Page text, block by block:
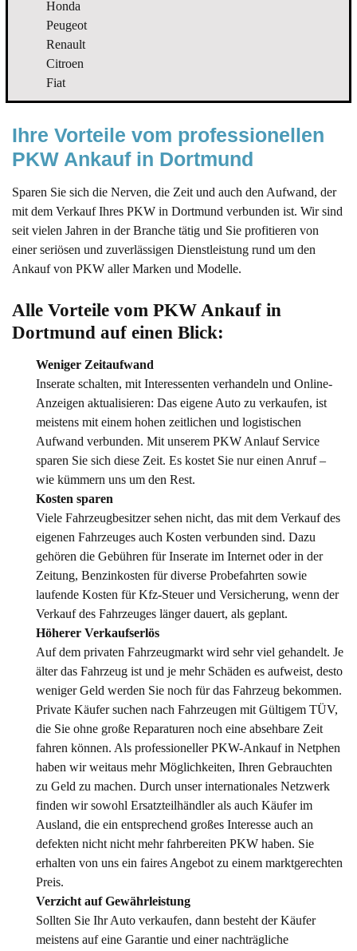
Honda
Peugeot
Renault
Citroen
Fiat
Ihre Vorteile vom professionellen
PKW Ankauf in Dortmund
Sparen Sie sich die Nerven, die Zeit und auch den Aufwand, der
mit dem Verkauf Ihres PKW in Dortmund verbunden ist. Wir sind
seit vielen Jahren in der Branche tätig und Sie profitieren von
einer seriösen und zuverlässigen Dienstleistung rund um den
Ankauf von PKW aller Marken und Modelle.
Alle Vorteile vom PKW Ankauf in
Dortmund auf einen Blick:
Weniger Zeitaufwand
Inserate schalten, mit Interessenten verhandeln und Online-
Anzeigen aktualisieren: Das eigene Auto zu verkaufen, ist
meistens mit einem hohen zeitlichen und logistischen
Aufwand verbunden. Mit unserem PKW Anlauf Service
sparen Sie sich diese Zeit. Es kostet Sie nur einen Anruf –
wie kümmern uns um den Rest.
Kosten sparen
Viele Fahrzeugbesitzer sehen nicht, das mit dem Verkauf des
eigenen Fahrzeuges auch Kosten verbunden sind. Dazu
gehören die Gebühren für Inserate im Internet oder in der
Zeitung, Benzinkosten für diverse Probefahrten sowie
laufende Kosten für Kfz-Steuer und Versicherung, wenn der
Verkauf des Fahrzeuges länger dauert, als geplant.
Höherer Verkaufserlös
Auf dem privaten Fahrzeugmarkt wird sehr viel gehandelt. Je
älter das Fahrzeug ist und je mehr Schäden es aufweist, desto
weniger Geld werden Sie noch für das Fahrzeug bekommen.
Private Käufer suchen nach Fahrzeugen mit Gültigem TÜV,
die Sie ohne große Reparaturen noch eine absehbare Zeit
fahren können. Als professioneller PKW-Ankauf in Netphen
haben wir weitaus mehr Möglichkeiten, Ihren Gebrauchten
zu Geld zu machen. Durch unser internationales Netzwerk
finden wir sowohl Ersatzteilhändler als auch Käufer im
Ausland, die ein entsprechend großes Interesse auch an
defekten nicht nicht mehr fahrbereiten PKW haben. Sie
erhalten von uns ein faires Angebot zu einem marktgerechten
Preis.
Verzicht auf Gewährleistung
Sollten Sie Ihr Auto verkaufen, dann besteht der Käufer
meistens auf eine Garantie und einer nachträgliche